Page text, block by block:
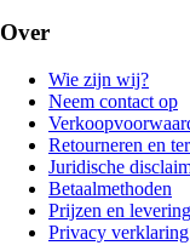
Over
Wie zijn wij?
Neem contact op
Retourneren en
Juridische
Betaalmethoden
Prijzen en
Privacy verklaring